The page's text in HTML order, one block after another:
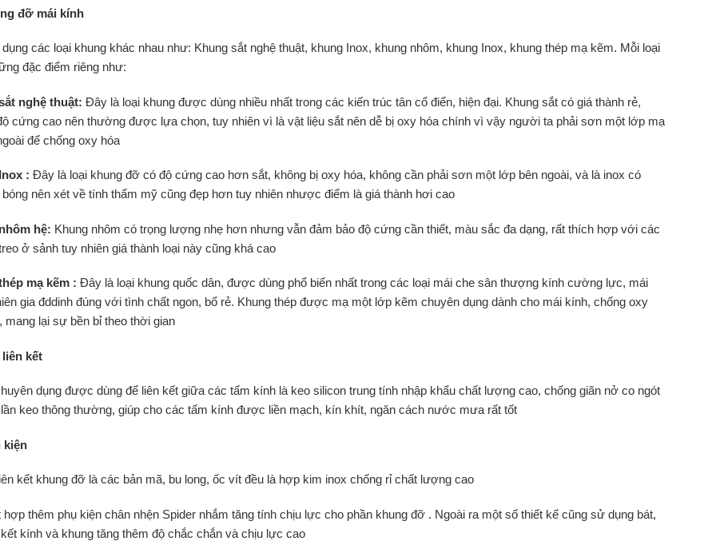
đỡ mái kính
các loại khung khác nhau như: Khung sắt nghệ thuật, khung Inox, khung nhôm, khung Inox, khung thép mạ kẽm. Mỗi loại
đặc điểm riêng như:
nghệ thuật: Đây là loại khung được dùng nhiều nhất trong các kiến trúc tân cổ điển, hiện đại. Khung sắt có giá thành rẻ,
cứng cao nên thường được lựa chọn, tuy nhiên vì là vật liệu sắt nên dễ bị oxy hóa chính vì vậy người ta phải sơn một lớp mạ
để chống oxy hóa
: Đây là loại khung đỡ có độ cứng cao hơn sắt, không bị oxy hóa, không cần phải sơn một lớp bên ngoài, và là inox có
nên xét về tính thẩm mỹ cũng đẹp hơn tuy nhiên nhược điểm là giá thành hơi cao
hệ: Khung nhôm có trọng lượng nhẹ hơn nhưng vẫn đảm bảo độ cứng cần thiết, màu sắc đa dạng, rất thích hợp với các
ở sảnh tuy nhiên giá thành loại này cũng khá cao
mạ kẽm : Đây là loại khung quốc dân, được dùng phổ biến nhất trong các loại mái che sân thượng kính cường lực, mái
gia đddinh đúng với tình chất ngon, bổ rẻ. Khung thép được mạ một lớp kẽm chuyên dụng dành cho mái kính, chống oxy
mang lại sự bền bỉ theo thời gian
liên kết
dụng được dùng để liên kết giữa các tấm kính là keo silicon trung tính nhập khẩu chất lượng cao, chống giãn nở co ngót
keo thông thường, giúp cho các tấm kính được liền mạch, kín khít, ngăn cách nước mưa rất tốt
kiện
kết khung đỡ là các bản mã, bu long, ốc vít đều là hợp kim inox chống rỉ chất lượng cao
hợp thêm phụ kiện chân nhện Spider nhắm tăng tính chịu lực cho phần khung đỡ . Ngoài ra một số thiết kế cũng sử dụng bát,
kính và khung tăng thêm độ chắc chắn và chịu lực cao